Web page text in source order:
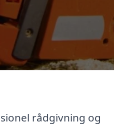
rådgivning og